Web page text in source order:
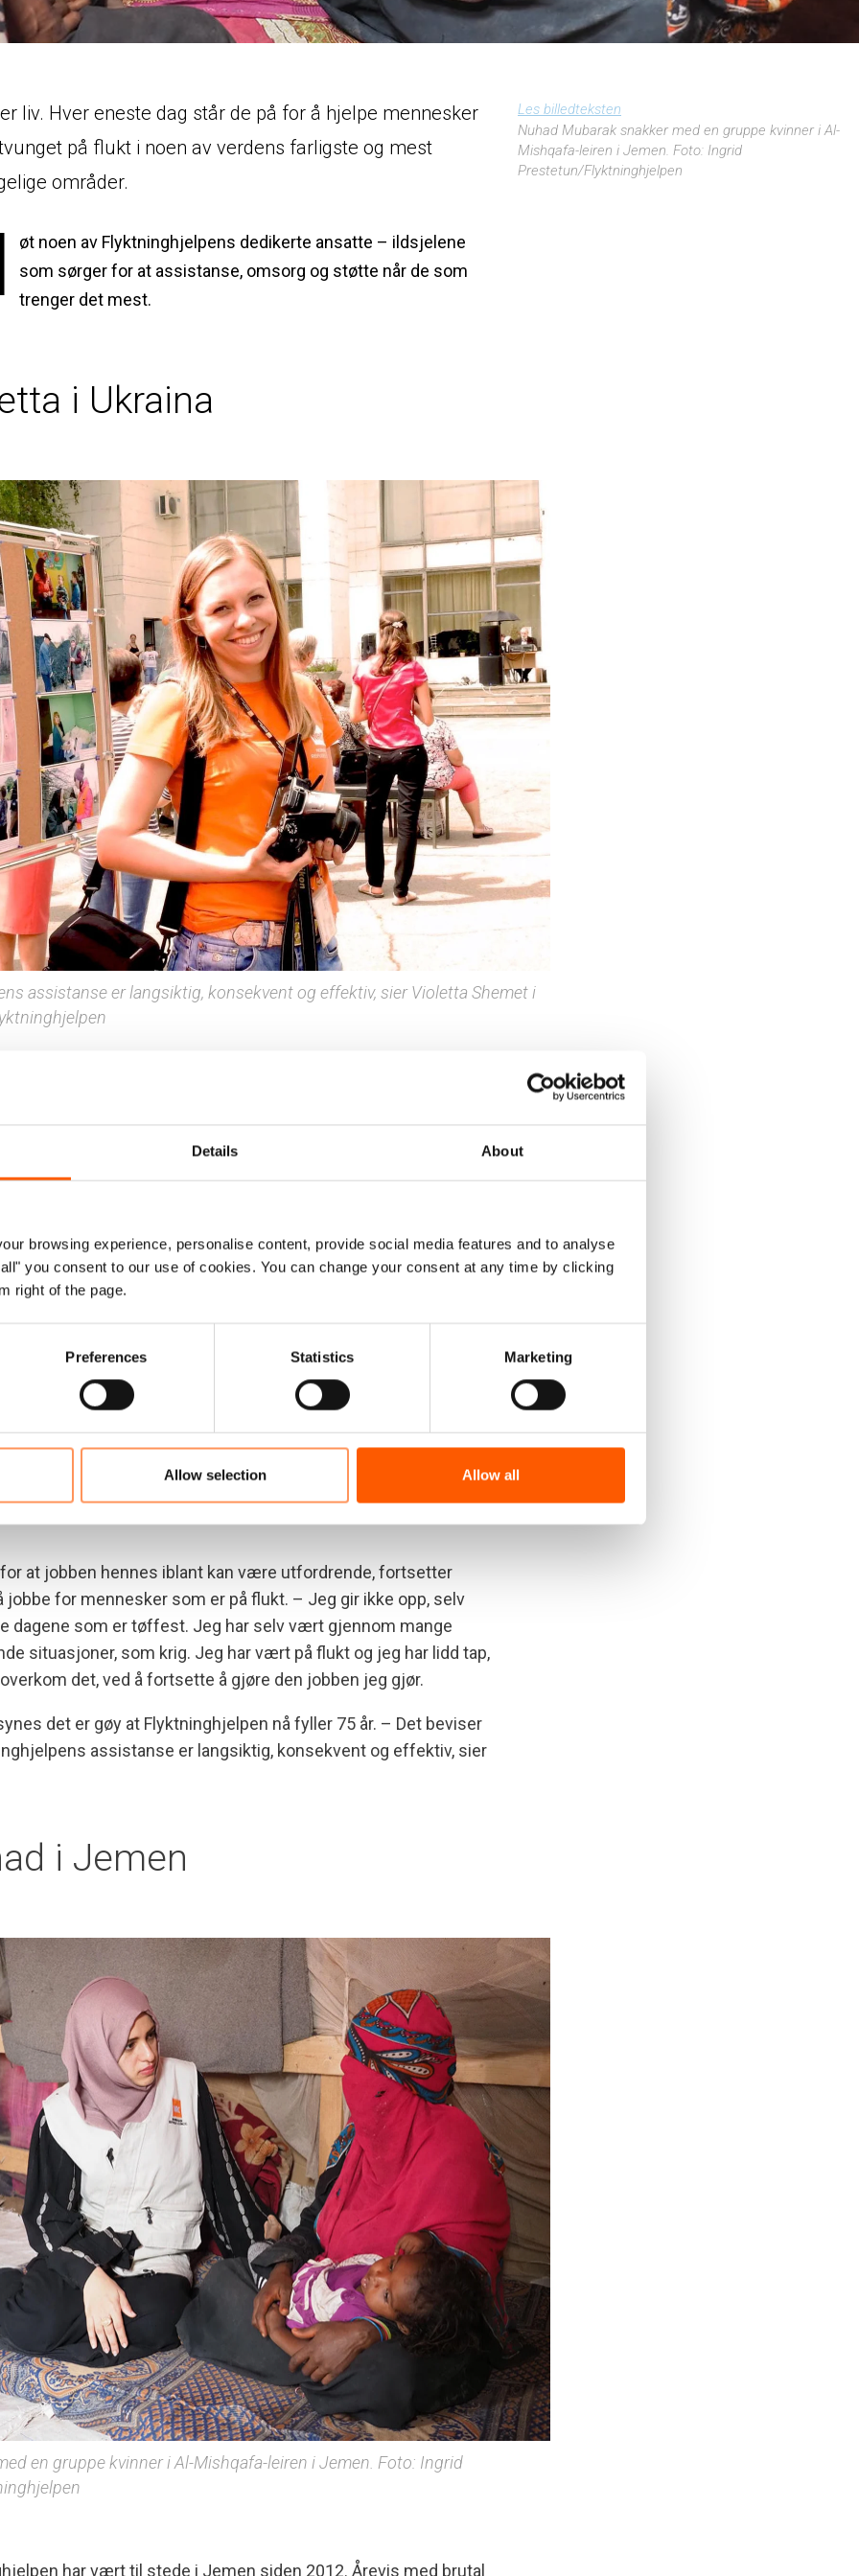
Details About
browsing experience, personalise content, provide social media features and to analyse
you consent to our use of cookies. You can change your consent at any time by clicking
right of the page.
Preferences Statistics Marketing
Allow selection Allow all
Les billedteksten
Nuhad Mubarak snakker med en gruppe kvinner i Al-
Mishqafa-leiren i Jemen. Foto: Ingrid
Prestetun/Flyktninghjelpen
liv. Hver eneste dag står de på for å hjelpe mennesker
på flukt i noen av verdens farligste og mest
områder.
øt noen av Flyktninghjelpens dedikerte ansatte – ildsjelene
som sørger for at assistanse, omsorg og støtte når de som
trenger det mest.
i Ukraina
assistanse er langsiktig, konsekvent og effektiv, sier Violetta Shemet i
fra hjemmene sine. Vår kommunikasjonsmedarbeiderVioletta
i Ukraina er en av dem, og hun vet hva hennes støtte betyr for
hun møter og hjelper.
opp og gjør jobben min fordi det bidrar til å hjelpe millioner av
som er på flukt – som meg selv, sier hun entusiastisk.
i Ukraina startet i 2014, og Flyktninghjelpen har vært til stede i
Violetta sier at hun i løpet av sin tid med Flyktninghjelpen har
minner; om livet, dets utfordringer, og om Flyktninghjelpens
delen av Ukraina som er rammet av konflikten.
kolleger fra Flyktninghjelpens hovedkontor på feltbesøk til
Vi besøkte flere familier som bor ved frontlinjen. De viste oss
sine, fortalte oss sine historier, og delte følelsene sine med
at jobben hennes iblant kan være utfordrende, fortsetter
jobbe for mennesker som er på flukt. – Jeg gir ikke opp, selv
dagene som er tøffest. Jeg har selv vært gjennom mange
situasjoner, som krig. Jeg har vært på flukt og jeg har lidd tap,
det, ved å fortsette å gjøre den jobben jeg gjør.
det er gøy at Flyktninghjelpen nå fyller 75 år. – Det beviser
assistanse er langsiktig, konsekvent og effektiv, sier
i Jemen
en gruppe kvinner i Al-Mishqafa-leiren i Jemen. Foto: Ingrid
har vært til stede i Jemen siden 2012. Årevis med brutal